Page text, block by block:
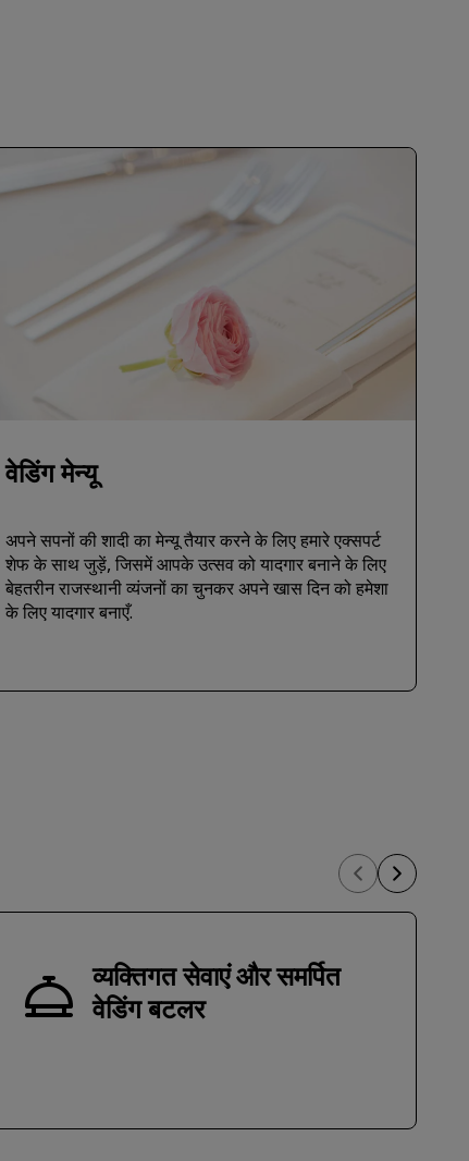
वेडिंग मेन्‍यू
अपने सपनों की शादी का मेन्यू तैयार करने के लिए हमारे एक्सपर्ट
शेफ के साथ जुड़ें, जिसमें आपके उत्सव को यादगार बनाने के लिए
बेहतरीन राजस्थानी व्यंजनों का चुनकर अपने खास दिन को हमेशा
के लिए यादगार बनाएँ.
व्यक्तिगत सेवाएं और समर्पित
वेडिंग बटलर